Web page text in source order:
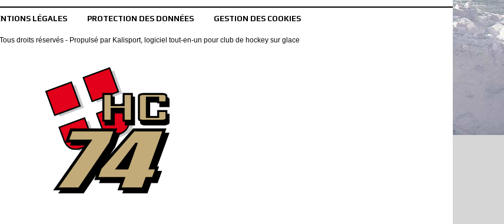
LÉGALES PROTECTION DES DONNÉES GESTION DES COOKIES
droits réservés - Propulsé par Kalisport, logiciel tout-en-un pour club de hockey sur glace